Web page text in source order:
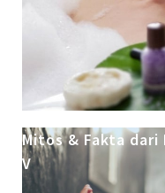
Mitos & Fakta dari
V